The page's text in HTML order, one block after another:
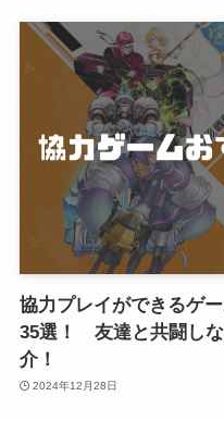
協力プレイができるゲ
35選！ 友達と共闘し
介！
2024年12月28日